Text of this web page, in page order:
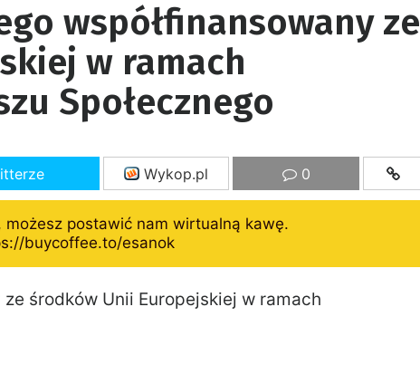
współfinansowany ze
w ramach
Społecznego
Wykop.pl 0
możesz postawić nam wirtualną kawę.
buycoffee.to/esanok
środków Unii Europejskiej w ramach